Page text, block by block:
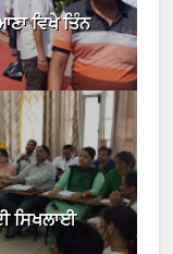
ਵਿਖੇ ਤਿੰਨ
ਸਿਖਲਾਈ